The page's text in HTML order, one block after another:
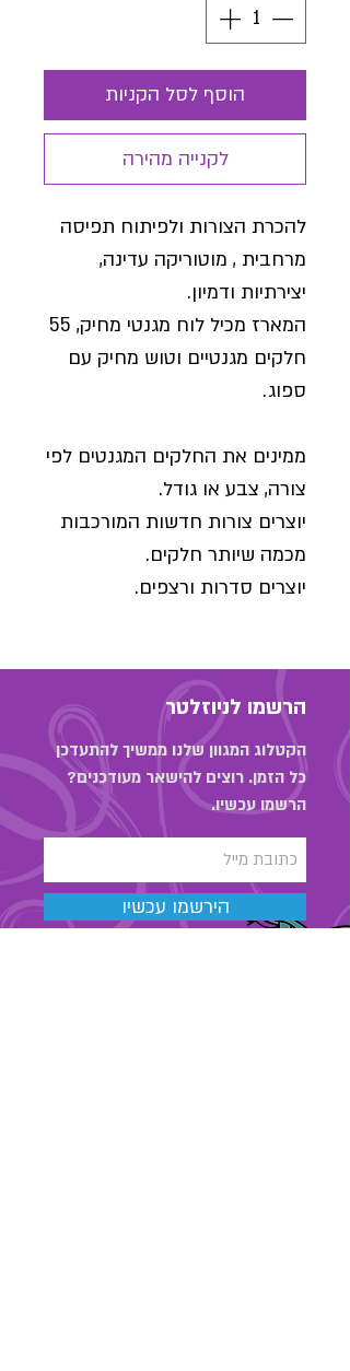
הוסף לסל הקניות
לקנייה מהירה
להכרת הצורות ולפיתוח תפיסה
מרחבית , מוטוריקה עדינה,
יצירתיות ודמיון.
המארז מכיל לוח מגנטי מחיק, 55
חלקים מגנטיים וטוש מחיק עם
ספוג.
ממינים את החלקים המגנטים לפי
צורה, צבע או גודל.
יוצרים צורות חדשות המורכבות
מכמה שיותר חלקים.
יוצרים סדרות ורצפים.
הרשמו לניוזלטר
הקטלוג המגוון שלנו ממשיך להתעדכן
כל הזמן. רוצים להישאר מעודכנים?
הרשמו עכשיו.
הירשמו עכשיו